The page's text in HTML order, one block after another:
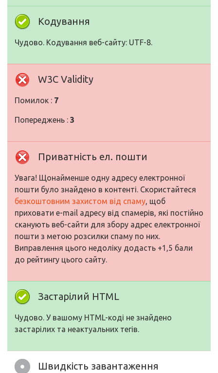
Кодування
Чудово. Кодування веб-сайту: UTF-8.
W3C Validity
Помилок : 7
Попереджень : 3
Приватність ел. пошти
Увага! Щонайменше одну адресу електронної
пошти було знайдено в контенті. Скористайтеся
безкоштовним захистом від спаму, щоб
приховати e-mail адресу від спамерів, які постійно
сканують веб-сайти для збору адрес електронної
пошти з метою розсилки спаму по них.
Виправлення цього недоліку додасть +1,5 бали
до рейтингу цього сайту.
Застарілий HTML
Чудово. У вашому HTML-коді не знайдено
застарілих та неактуальних тегів.
Швидкість завантаження